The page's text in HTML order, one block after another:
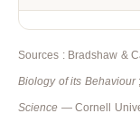
Sources : Bradshaw &
Biology of its Behaviour;
Science — Cornell